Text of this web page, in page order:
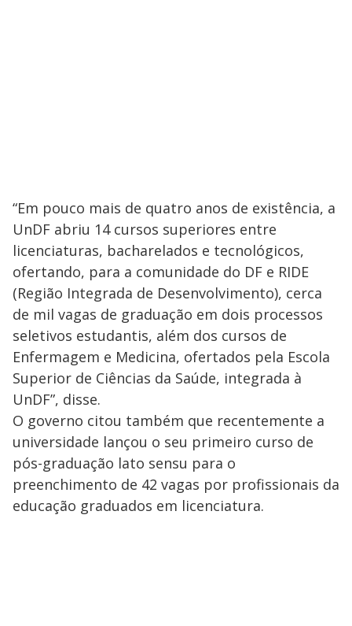
“Em pouco mais de quatro anos de existência, a
UnDF abriu 14 cursos superiores entre
licenciaturas, bacharelados e tecnológicos,
ofertando, para a comunidade do DF e RIDE
(Região Integrada de Desenvolvimento), cerca
de mil vagas de graduação em dois processos
seletivos estudantis, além dos cursos de
Enfermagem e Medicina, ofertados pela Escola
Superior de Ciências da Saúde, integrada à
UnDF”, disse.
O governo citou também que recentemente a
universidade lançou o seu primeiro curso de
pós-graduação lato sensu para o
preenchimento de 42 vagas por profissionais da
educação graduados em licenciatura.